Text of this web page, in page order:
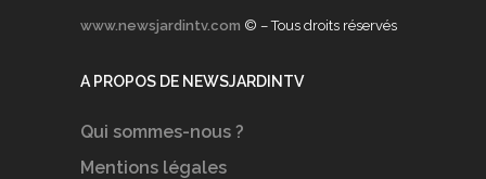
www.newsjardintv.com © – Tous droits réservés
A PROPOS DE NEWSJARDINTV
Qui sommes-nous ?
Mentions légales